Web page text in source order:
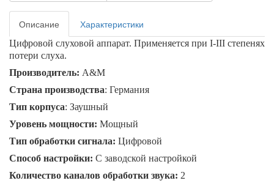
Описание Характеристики
Цифровой слуховой аппарат. Применяется при I-III степенях
потери слуха.
Производитель: A&M
Страна производства: Германия
Тип корпуса: Заушный
Уровень мощности: Мощный
Тип обработки сигнала: Цифровой
Способ настройки: С заводской настройкой
Количество каналов обработки звука: 2